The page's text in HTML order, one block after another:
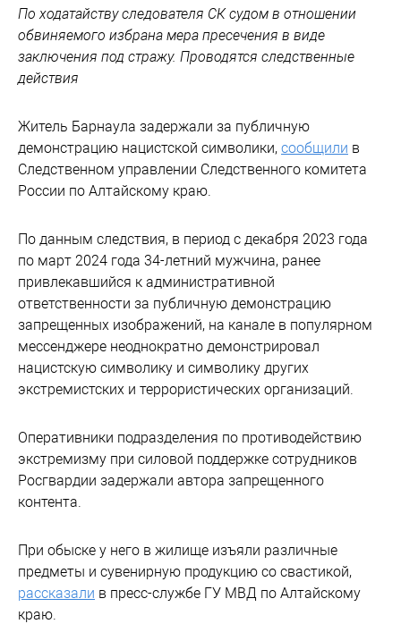
По ходатайству следователя СК судом в отношении
обвиняемого избрана мера пресечения в виде
заключения под стражу. Проводятся следственные
действия
Житель Барнаула задержали за публичную
демонстрацию нацистской символики, сообщили в
Следственном управлении Следственного комитета
России по Алтайскому краю.
По данным следствия, в период с декабря 2023 года
по март 2024 года 34-летний мужчина, ранее
привлекавшийся к административной
ответственности за публичную демонстрацию
запрещенных изображений, на канале в популярном
мессенджере неоднократно демонстрировал
нацистскую символику и символику других
экстремистских и террористических организаций.
Оперативники подразделения по противодействию
экстремизму при силовой поддержке сотрудников
Росгвардии задержали автора запрещенного
контента.
При обыске у него в жилище изъяли различные
предметы и сувенирную продукцию со свастикой,
рассказали в пресс-службе ГУ МВД по Алтайскому
краю.